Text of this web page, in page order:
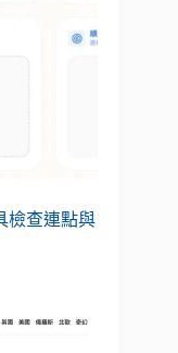
檢查連點與